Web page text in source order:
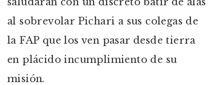
al sobrevolar Pichari a sus colegas de
la FAP que los ven pasar desde tierra
en plácido incumplimiento de su
misión.